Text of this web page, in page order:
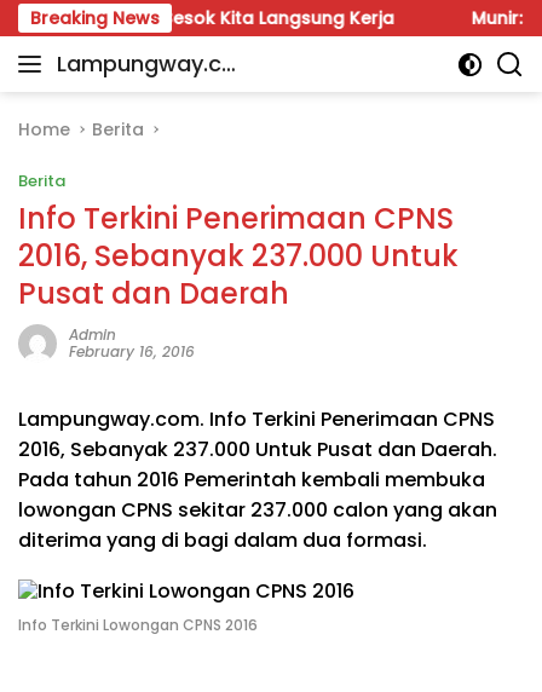
Skip
to
content
Breaking News
Besok Kita Langsung Kerja Munir: Jangan
Lampungway.co
Portal
Daerah
Terpercaya
dan
Terupdate
Home Berita
Berita
Info Terkini Penerimaan CPNS
2016, Sebanyak 237.000 Untuk
Pusat dan Daerah
Admin
February 16, 2016
Lampungway.com. Info Terkini Penerimaan CPNS
2016, Sebanyak 237.000 Untuk Pusat dan Daerah.
Pada tahun 2016 Pemerintah kembali membuka
lowongan CPNS sekitar 237.000 calon yang akan
diterima yang di bagi dalam dua formasi.
Info Terkini Lowongan CPNS 2016